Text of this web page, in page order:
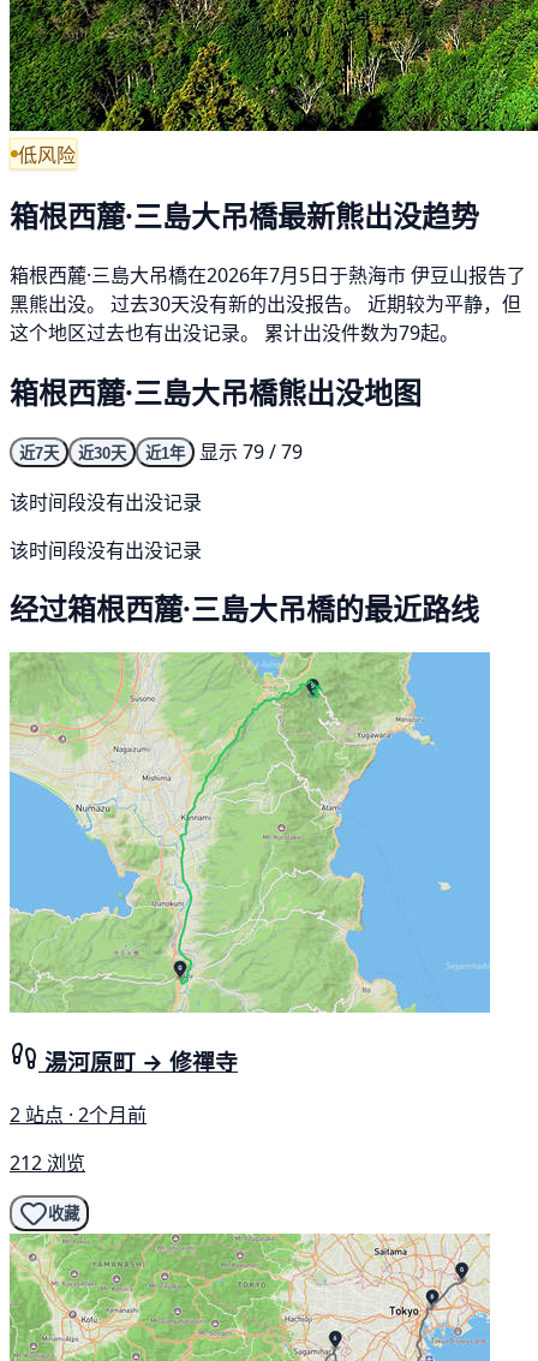
低风险
箱根西麓·三島大吊橋最新熊出没趋势
箱根西麓·三島大吊橋在2026年7月5日于熱海市 伊豆山报告了
黑熊出没。 过去30天没有新的出没报告。 近期较为平静，但
这个地区过去也有出没记录。 累计出没件数为79起。
箱根西麓·三島大吊橋熊出没地图
近7天 近30天 近1年
显示 79 / 79
该时间段没有出没记录
该时间段没有出没记录
经过箱根西麓·三島大吊橋的最近路线
湯河原町 → 修禪寺
2 站点 · 2个月前
212 浏览
收藏